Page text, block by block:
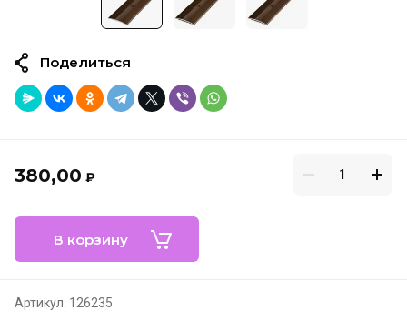
380,00 ₽
В корзину
Артикул: 126235
Поделиться